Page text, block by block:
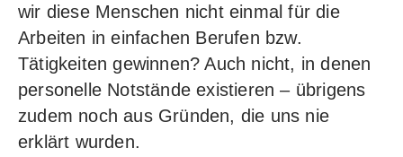
wir diese Menschen nicht einmal für die
Arbeiten in einfachen Berufen bzw.
Tätigkeiten gewinnen? Auch nicht, in denen
personelle Notstände existieren – übrigens
zudem noch aus Gründen, die uns nie
erklärt wurden.